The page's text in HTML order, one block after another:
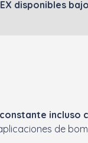
disponibles
incluso
de